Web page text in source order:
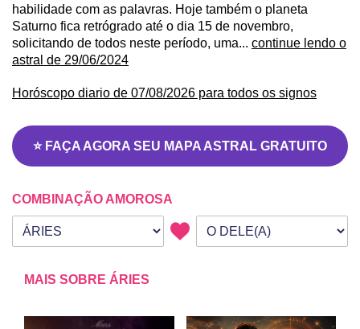
habilidade com as palavras. Hoje também o planeta
Saturno fica retrógrado até o dia 15 de novembro,
solicitando de todos neste período, uma... continue lendo o
astral de 29/06/2024
Horóscopo diario de 07/08/2026 para todos os signos
⭐ FAÇA AGORA SEU MAPA ASTRAL GRATUITO
COMBINAÇÃO AMOROSA
Seu signo
Signo da outra pessoa
MAIS SOBRE ÁRIES